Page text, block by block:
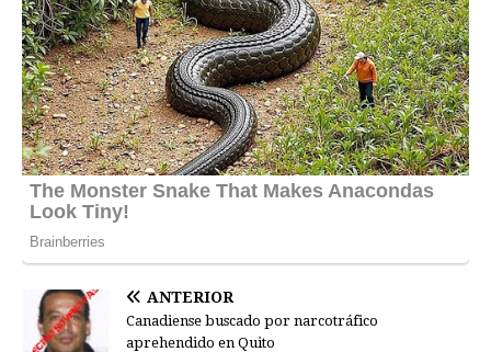
ANTERIOR
Canadiense buscado por narcotráfico
aprehendido en Quito